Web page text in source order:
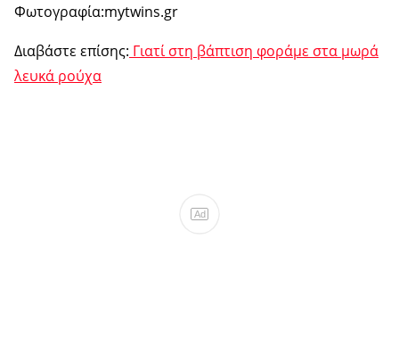
Φωτογραφία:mytwins.gr
Διαβάστε επίσης: Γιατί στη βάπτιση φοράμε στα μωρά
λευκά ρούχα
Ad